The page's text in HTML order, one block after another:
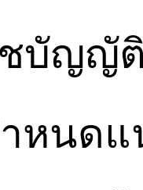
บัญญั
หนดแ